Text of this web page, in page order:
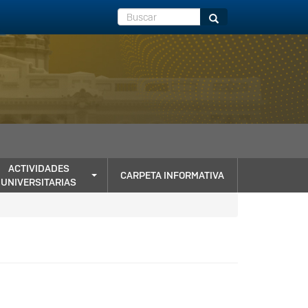
Buscar Buscar
ACTIVIDADES
UNIVERSITARIAS
CARPETA INFORMATIVA